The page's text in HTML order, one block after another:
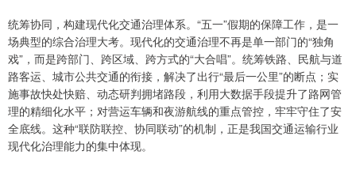
统筹协同，构建现代化交通治理体系。“五一”假期的保障工作，是一
场典型的综合治理大考。现代化的交通治理不再是单一部门的“独角
戏”，而是跨部门、跨区域、跨方式的“大合唱”。统筹铁路、民航与道
路客运、城市公共交通的衔接，解决了出行“最后一公里”的断点；实
施事故快处快赔、动态研判拥堵路段，利用大数据手段提升了路网管
理的精细化水平；对营运车辆和夜游航线的重点管控，牢牢守住了安
全底线。这种“联防联控、协同联动”的机制，正是我国交通运输行业
现代化治理能力的集中体现。